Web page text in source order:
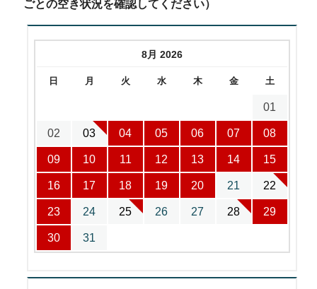
ごとの空き状況を確認してください）
8月 2026
日 月 火 水 木 金 土
01
02 03 04 05 06 07 08
09 10 11 12 13 14 15
16 17 18 19 20 21 22
23 24 25 26 27 28 29
30 31